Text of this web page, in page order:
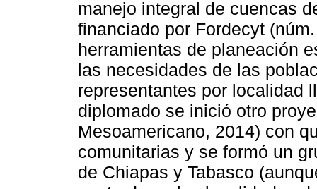
manejo integral de cuencas
financiado por Fordecyt
herramientas de planeación
las necesidades de las
representantes por localidad
diplomado se inició otro
Mesoamericano, 2014) con
comunitarias y se formó un
de Chiapas y Tabasco